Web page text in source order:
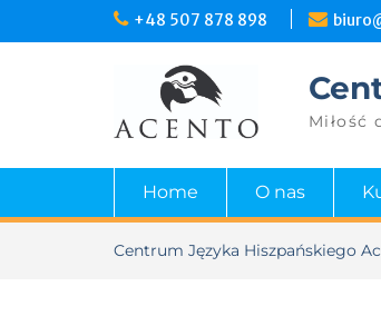
+48 507 878 898
Miłość
Home O nas
Centrum Języka Hiszpańskiego